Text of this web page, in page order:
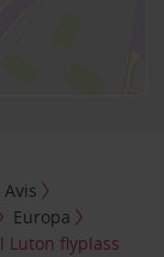
Europa
Luton flyplass